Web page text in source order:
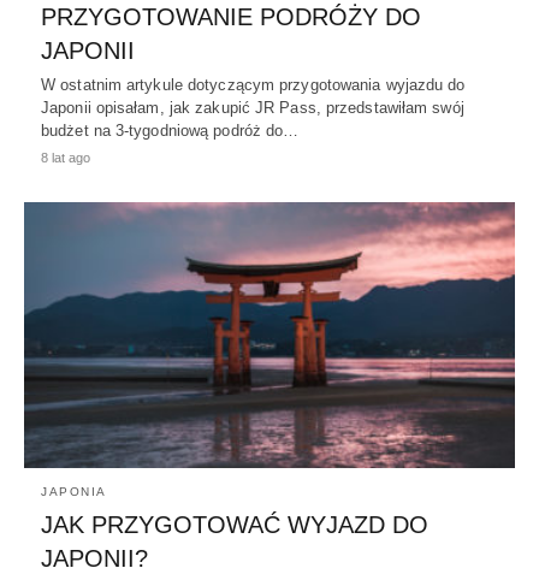
PRZYGOTOWANIE PODRÓŻY DO
JAPONII
W ostatnim artykule dotyczącym przygotowania wyjazdu do
Japonii opisałam, jak zakupić JR Pass, przedstawiłam swój
budżet na 3-tygodniową podróż do…
8 lat ago
JAPONIA
JAK PRZYGOTOWAĆ WYJAZD DO
JAPONII?